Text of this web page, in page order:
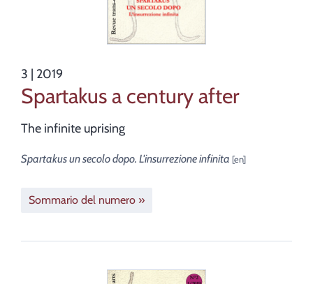
3 | 2019
Spartakus a century after
The infinite uprising
Spartakus un secolo dopo. L'insurrezione infinita
Sommario del numero